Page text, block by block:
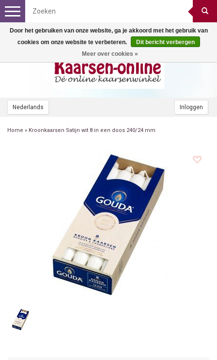
Nederlands Inloggen
Toggle
navigation
Home » Kroonkaarsen Satijn wit 8 in een doos 240/24 mm
Door het gebruiken van onze website, ga je akkoord met het gebruik van
cookies om onze website te verbeteren.
Dit bericht verbergen
Meer over cookies »